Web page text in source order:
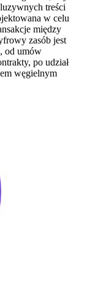
treści
w celu
między
zasób jest
od umów
po udział
węgielnym